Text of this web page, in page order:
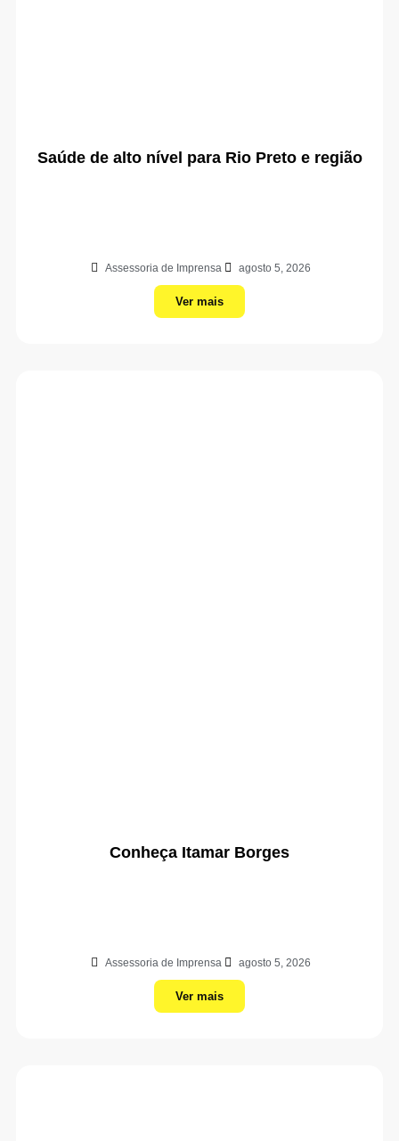
Saúde de alto nível para Rio Preto e região
Assessoria de Imprensa agosto 5, 2026
Ver mais
Conheça Itamar Borges
Assessoria de Imprensa agosto 5, 2026
Ver mais